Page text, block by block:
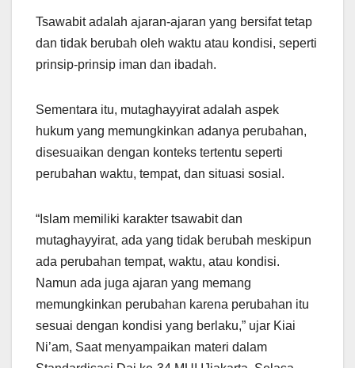
Tsawabit adalah ajaran-ajaran yang bersifat tetap
dan tidak berubah oleh waktu atau kondisi, seperti
prinsip-prinsip iman dan ibadah.
Sementara itu, mutaghayyirat adalah aspek
hukum yang memungkinkan adanya perubahan,
disesuaikan dengan konteks tertentu seperti
perubahan waktu, tempat, dan situasi sosial.
“Islam memiliki karakter tsawabit dan
mutaghayyirat, ada yang tidak berubah meskipun
ada perubahan tempat, waktu, atau kondisi.
Namun ada juga ajaran yang memang
memungkinkan perubahan karena perubahan itu
sesuai dengan kondisi yang berlaku,” ujar Kiai
Ni’am, Saat menyampaikan materi dalam